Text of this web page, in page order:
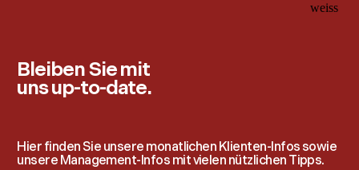
Bleiben Sie mit
uns up-to-date.
Hier finden Sie unsere monatlichen Klienten-Infos sowie
unsere Management-Infos mit vielen nützlichen Tipps.